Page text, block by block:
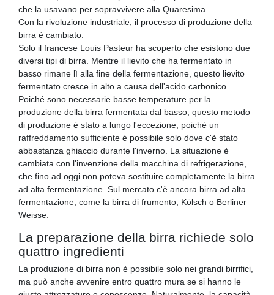
che la usavano per sopravvivere alla Quaresima.
Con la rivoluzione industriale, il processo di produzione della
birra è cambiato.
Solo il francese Louis Pasteur ha scoperto che esistono due
diversi tipi di birra. Mentre il lievito che ha fermentato in
basso rimane lì alla fine della fermentazione, questo lievito
fermentato cresce in alto a causa dell'acido carbonico.
Poiché sono necessarie basse temperature per la
produzione della birra fermentata dal basso, questo metodo
di produzione è stato a lungo l'eccezione, poiché un
raffreddamento sufficiente è possibile solo dove c'è stato
abbastanza ghiaccio durante l'inverno. La situazione è
cambiata con l'invenzione della macchina di refrigerazione,
che fino ad oggi non poteva sostituire completamente la birra
ad alta fermentazione. Sul mercato c'è ancora birra ad alta
fermentazione, come la birra di frumento, Kölsch o Berliner
Weisse.
La preparazione della birra richiede solo
quattro ingredienti
La produzione di birra non è possibile solo nei grandi birrifici,
ma può anche avvenire entro quattro mura se si hanno le